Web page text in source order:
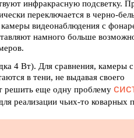
инфракрасную подсветку.
переключается в черно-
видеонаблюдения с
намного больше
4 Вт). Для сравнения, камеры с
в тени, не выдавая своего
решить еще одну проблему
реализации чьих-то коварных